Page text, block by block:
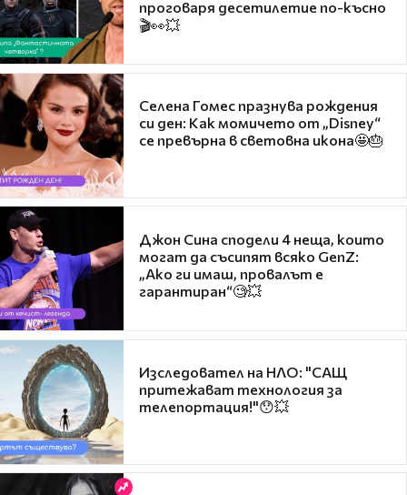
проговаря десетилетие по-късно
🎬👀💥
Селена Гомес празнува рождения
си ден: Как момичето от „Disney“
се превърна в световна икона🤩🎂
Джон Сина сподели 4 неща, които
могат да съсипят всяко GenZ:
„Ако ги имаш, провалът е
гарантиран“🧐💥
Изследовател на НЛО: "САЩ
притежават технология за
телепортация!"😯💥